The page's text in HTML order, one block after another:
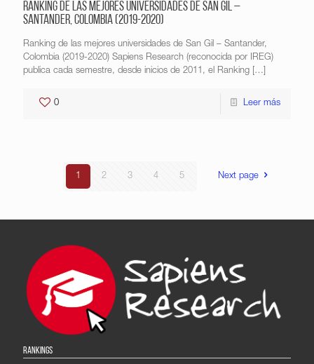
Ranking de las mejores universidades de San Gil –
Santander, Colombia (2019-2020)
Ranking de las mejores universidades de San Gil – Santander,
Colombia (2019-2020) Sapiens Research (reconocida por IREG)
publica cada semestre, desde inicios de 2011, el Ranking […]
0 Leer más
1 2 3 4 5 Next page
RANKINGS